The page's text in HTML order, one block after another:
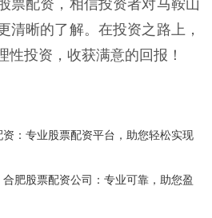
票配资，相信投资者对马鞍山
清晰的了解。在投资之路上，
性投资，收获满意的回报！
：专业股票配资平台，助您轻松实现
肥股票配资公司：专业可靠，助您盈